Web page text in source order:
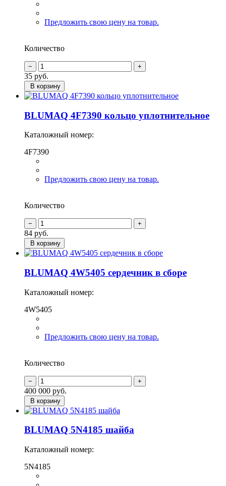
Предложить свою цену на товар.
Количество
35 руб.
В корзину
BLUMAQ 4F7390 кольцо уплотнительное
Каталожный номер:
4F7390
Предложить свою цену на товар.
Количество
84 руб.
В корзину
BLUMAQ 4W5405 сердечник в сборе
Каталожный номер:
4W5405
Предложить свою цену на товар.
Количество
400 000 руб.
В корзину
BLUMAQ 5N4185 шайба
Каталожный номер:
5N4185